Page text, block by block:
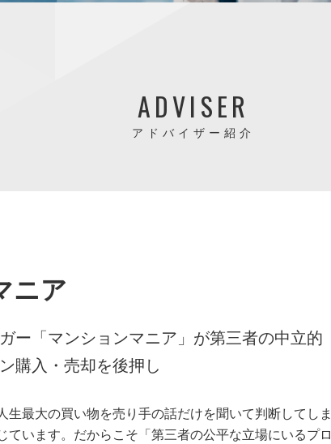
ADVISER
アドバイザー紹介
ニア
ー「マンションマニア」が第三者の中立的
購入・売却を後押し
生最大の買い物を売り手の話だけを聞いて判断してしま
ています。だからこそ「第三者の公平な立場にいるプロ